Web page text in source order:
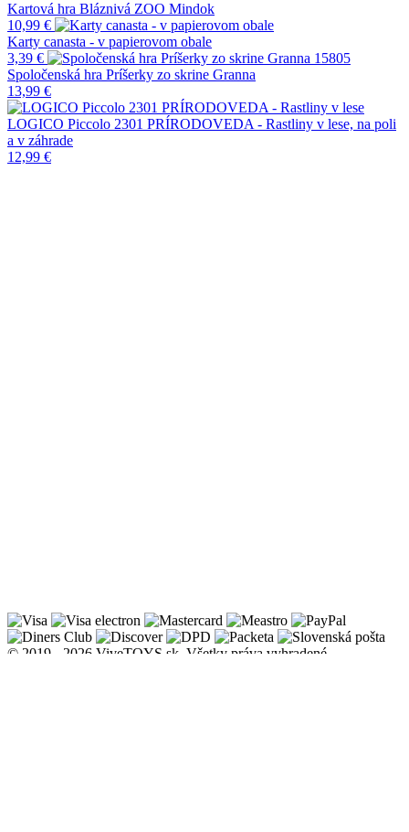
Kartová hra Bláznivá ZOO Mindok
10,99 €
Karty canasta - v papierovom obale
3,39 €
Spoločenská hra Príšerky zo skrine Granna
13,99 €
LOGICO Piccolo 2301 PRÍRODOVEDA - Rastliny v lese, na poli
a v záhrade
12,99 €
© 2019 - 2026 ViveTOYS.sk. Všetky práva vyhradené.